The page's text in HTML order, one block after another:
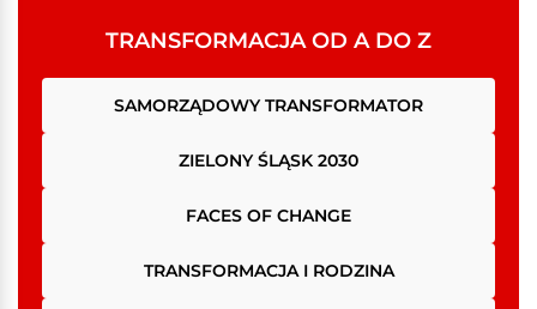
TRANSFORMACJA OD A DO Z
SAMORZĄDOWY TRANSFORMATOR
ZIELONY ŚLĄSK 2030
FACES OF CHANGE
TRANSFORMACJA I RODZINA